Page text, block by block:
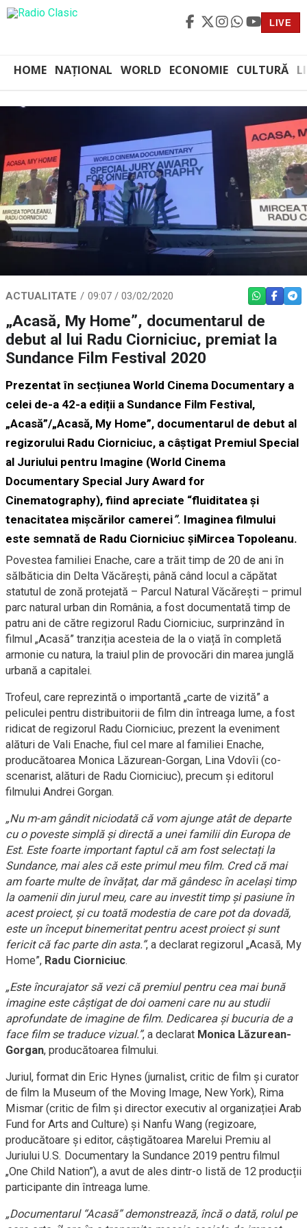
LIVE
HOME NAȚIONAL WORLD ECONOMIE CULTURĂ
ACTUALITATE 09:07 / 03/02/2020 WHATSAPP
„Acasă, My Home”, documentarul de
debut al lui Radu Ciorniciuc, premiat la
Sundance Film Festival 2020
Prezentat în secțiunea World Cinema Documentary a
celei de-a 42-a ediții a Sundance Film Festival,
„Acasă”/„Acasă, My Home”, documentarul de debut al
regizorului Radu Ciorniciuc, a câștigat Premiul Special
al Juriului pentru Imagine (World Cinema
Documentary Special Jury Award for
Cinematography), fiind apreciate “fluiditatea și
tenacitatea mișcărilor camerei”. Imaginea filmului
este semnată de Radu Ciorniciuc șiMircea Topoleanu.
Povestea familiei Enache, care a trăit timp de 20 de ani în
sălbăticia din Delta Văcărești, până când locul a căpătat
statutul de zonă protejată – Parcul Natural Văcărești – primul
parc natural urban din România, a fost documentată timp de
patru ani de către regizorul Radu Ciorniciuc, surprinzând în
filmul „Acasă” tranziția acesteia de la o viață în completă
armonie cu natura, la traiul plin de provocări din marea junglă
urbană a capitalei.
Trofeul, care reprezintă o importantă „carte de vizită” a
peliculei pentru distribuitorii de film din întreaga lume, a fost
ridicat de regizorul Radu Ciorniciuc, prezent la eveniment
alături de Vali Enache, fiul cel mare al familiei Enache,
producătoarea Monica Lăzurean-Gorgan, Lina Vdovîi (co-
scenarist, alături de Radu Ciorniciuc), precum și editorul
filmului Andrei Gorgan.
„Nu m-am gândit niciodată că vom ajunge atât de departe
cu o poveste simplă și directă a unei familii din Europa de
Est. Este foarte important faptul că am fost selectați la
Sundance, mai ales că este primul meu film. Cred că mai
am foarte multe de învățat, dar mă gândesc în același timp
la oamenii din jurul meu, care au investit timp și pasiune în
acest proiect, și cu toată modestia de care pot da dovadă,
este un început binemeritat pentru acest proiect și sunt
fericit că fac parte din asta.”, a declarat regizorul „Acasă, My
Home”, Radu Ciorniciuc.
„Este încurajator să vezi că premiul pentru cea mai bună
imagine este câștigat de doi oameni care nu au studii
aprofundate de imagine de film. Dedicarea și bucuria de a
face film se traduce vizual.”, a declarat Monica Lăzurean-
Gorgan, producătoarea filmului.
Juriul, format din Eric Hynes (jurnalist, critic de film și curator
de film la Museum of the Moving Image, New York), Rima
Mismar (critic de film și director executiv al organizației Arab
Fund for Arts and Culture) și Nanfu Wang (regizoare,
producătoare și editor, câștigătoarea Marelui Premiu al
Juriului U.S. Documentary la Sundance 2019 pentru filmul
„One Child Nation”), a avut de ales dintr-o listă de 12 producții
participante din întreaga lume.
„Documentarul “Acasă” demonstrează, încă o dată, rolul pe